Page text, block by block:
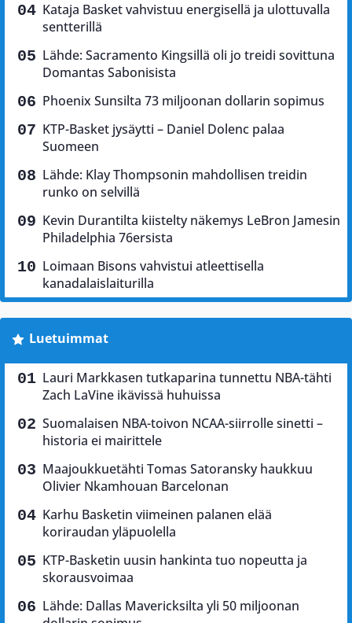
Kataja Basket vahvistuu energisellä ja ulottuvalla
sentterillä
Lähde: Sacramento Kingsillä oli jo treidi sovittuna
Domantas Sabonisista
Phoenix Sunsilta 73 miljoonan dollarin sopimus
KTP-Basket jysäytti – Daniel Dolenc palaa
Suomeen
Lähde: Klay Thompsonin mahdollisen treidin
runko on selvillä
Kevin Durantilta kiistelty näkemys LeBron Jamesin
Philadelphia 76ersista
Loimaan Bisons vahvistui atleettisella
kanadalaislaiturilla
Luetuimmat
Lauri Markkasen tutkaparina tunnettu NBA-tähti
Zach LaVine ikävissä huhuissa
Suomalaisen NBA-toivon NCAA-siirrolle sinetti –
historia ei mairittele
Maajoukkuetähti Tomas Satoransky haukkuu
Olivier Nkamhouan Barcelonan
Karhu Basketin viimeinen palanen elää
koriraudan yläpuolella
KTP-Basketin uusin hankinta tuo nopeutta ja
skorausvoimaa
Lähde: Dallas Mavericksilta yli 50 miljoonan